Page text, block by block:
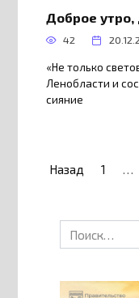
Доброе утро,
42
«Не только
Ленобласти и
сияние
Пагинация
Назад 1 …
Search
for: